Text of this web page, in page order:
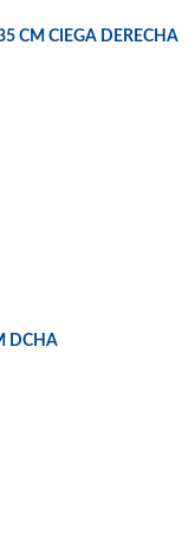
CM CIEGA DERECHA
DCHA